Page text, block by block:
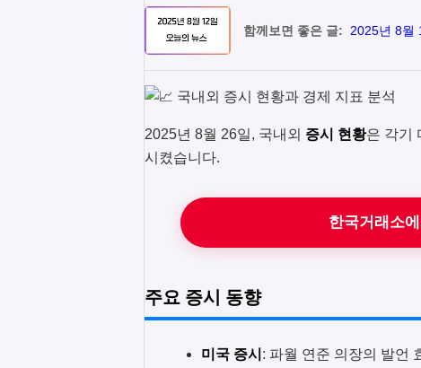
함께보면 좋은 글: 2025년 8월
2025년 8월 26일, 국내외 증시 현황은 각기
시켰습니다.
한국거래소
주요 증시 동향
미국 증시 : 파월 연준 의장의 발언